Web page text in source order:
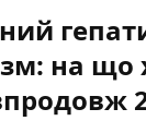
на що